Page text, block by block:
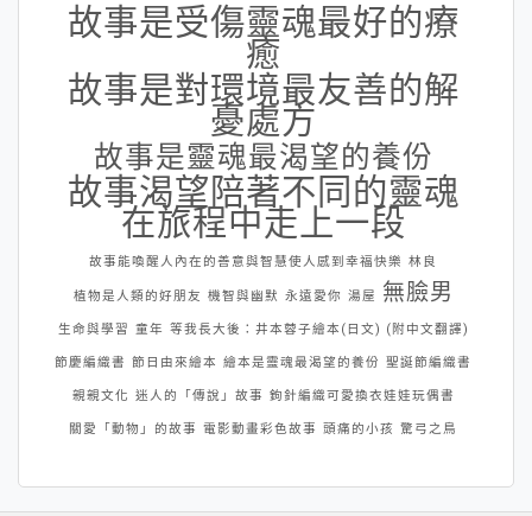
故事是受傷靈魂最好的療
癒
故事是對環境最友善的解
憂處方
故事是靈魂最渴望的養份
故事渴望陪著不同的靈魂
在旅程中走上一段
故事能喚醒人內在的善意與智慧使人感到幸福快樂 林良
植物是人類的好朋友 機智與幽默 永遠愛你 湯屋 無臉男
生命與學習 童年 等我長大後：井本蓉子繪本(日文) (附中文翻譯)
節慶編織書 節日由來繪本 繪本是靈魂最渴望的養份 聖誕節編織書
親親文化 迷人的「傳說」故事 鉤針編織可愛換衣娃娃玩偶書
關愛「動物」的故事 電影動畫彩色故事 頭痛的小孩 驚弓之鳥